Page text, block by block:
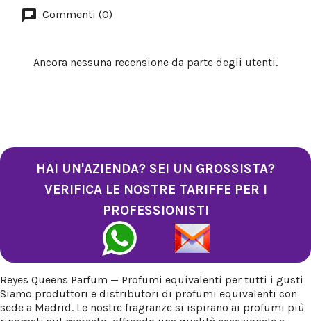
Commenti (0)
Ancora nessuna recensione da parte degli utenti.
HAI UN'AZIENDA? SEI UN GROSSISTA?
VERIFICA LE NOSTRE TARIFFE PER I
PROFESSIONISTI
Reyes Queens Parfum — Profumi equivalenti per tutti i gusti
Siamo produttori e distributori di profumi equivalenti con
sede a Madrid. Le nostre fragranze si ispirano ai profumi più